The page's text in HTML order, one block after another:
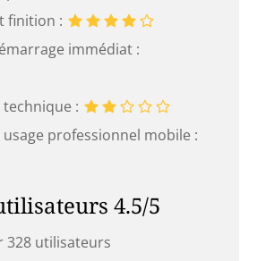
finition :
immédiat :
:
professionnel mobile :
4.5/5
328 utilisateurs